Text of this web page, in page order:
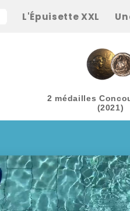
L'Épuisette XXL
2 médailles
(2021)